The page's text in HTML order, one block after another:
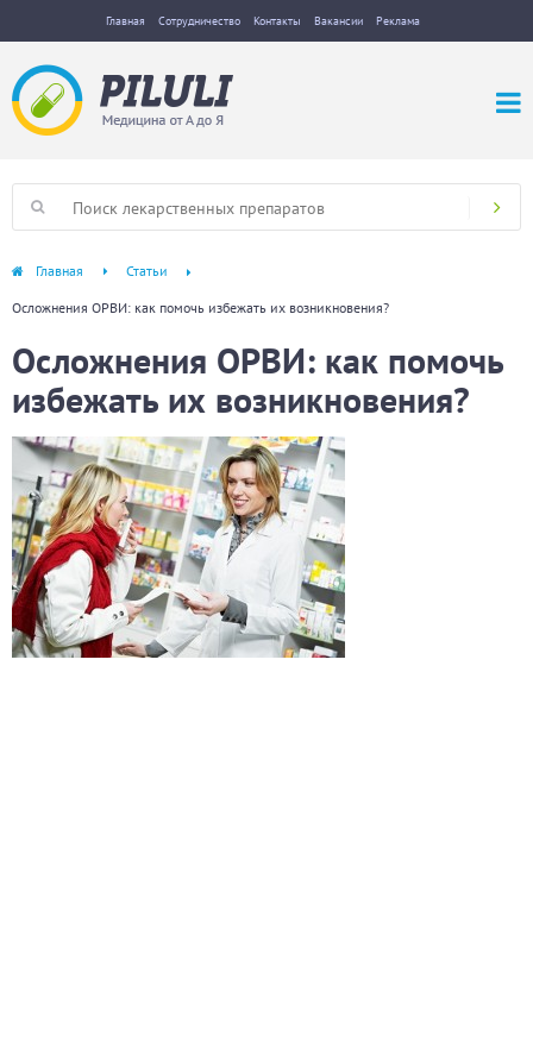
Главная Сотрудничество Контакты Вакансии Реклама
Главная Статьи
Осложнения ОРВИ: как помочь избежать их возникновения?
Осложнения ОРВИ: как помочь
избежать их возникновения?